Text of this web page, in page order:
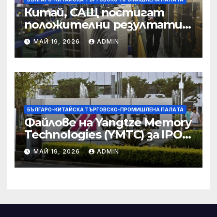
Китай, САЩ постигат
положителни резултати в
икономическите и
търговски консултации:
министерство
МАЙ 19, 2026 ADMIN
БЪЛГАРО-КИТАЙСКА ТЪРГОВСКО-ПРОМИШЛЕНА ПАЛAТА
Файлове на Yangtze Memory
Technologies (YMTC) за IPO
на STAR Market
МАЙ 19, 2026 ADMIN